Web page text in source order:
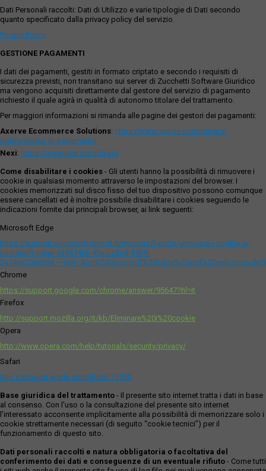
Dati Personali raccolti: Dati di Utilizzo e varie tipologie di Dati secondo
quanto specificato dalla privacy policy del servizio.
Privacy Policy
GESTIONE PAGAMENTI
I dati dei pagamenti, gestiti in formato criptato e secondo i requisiti di
sicurezza previsti, non transitano sui server di Zucchetti Software Giuridico
ma vengono acquisiti direttamente dal gestore del servizio di pagamento
richiesto il quale agirà in qualità di autonomo titolare del trattamento.
Per maggiori informazioni si rimanda alle pagine dei gestori dei pagamenti:
Axerve Ecommerce Solutions: https://www.axerve.com/privacy-
policy/servizi-di-pagamento
Nexi: https://www.nexi.it/it/privacy
Come disabilitare i cookies - Gli utenti hanno la possibilità di rimuovere i
cookie in qualsiasi momento attraverso le impostazioni del browser. I
cookies memorizzati sul disco fisso del tuo dispositivo possono comunque
essere cancellati ed è inoltre possibile disabilitare i cookies seguendo le
indicazioni fornite dai principali browser, ai link seguenti:
Microsoft Edge
https://support.microsoft.com/it-it/microsoft-edge/eliminare-i-cookie-in-
microsoft-edge-63947406-40ac-c3b8-57b9-
Chrome
https://support.google.com/chrome/answer/95647?hl=it
Firefox
http://support.mozilla.org/it/kb/Eliminare%20i%20cookie
Opera
http://www.opera.com/help/tutorials/security/privacy/
Safari
http://support.apple.com/kb/ph11920
Base giuridica del trattamento - Il presente sito internet tratta i dati in base
al consenso. Con l'uso o la consultazione del presente sito internet
l’interessato acconsente implicitamente alla possibilità di memorizzare solo i
cookie strettamente necessari (di seguito “cookie tecnici”) per il
funzionamento di questo sito.
Dati personali raccolti e natura obbligatoria o facoltativa del
conferimento dei dati e conseguenze di un eventuale rifiuto - Come tutti